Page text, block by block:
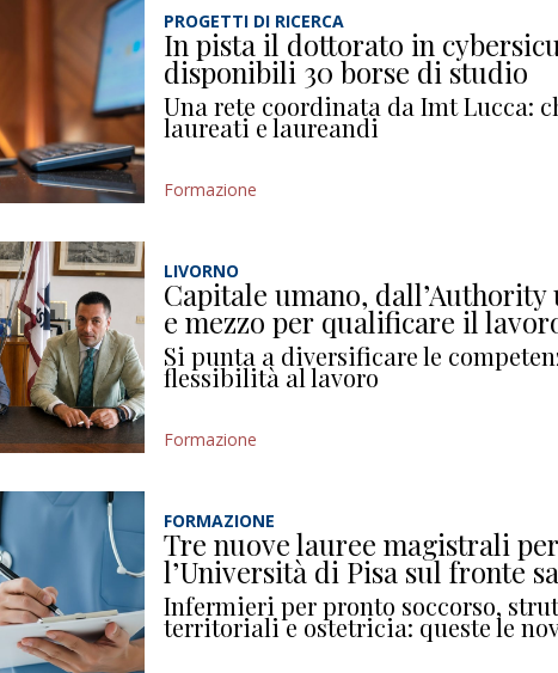
PROGETTI DI RICERCA
In pista il dottorato in
disponibili 30 borse di studio
Una rete coordinata da Imt Lucca:
laureati e laureandi
Formazione
LIVORNO
Capitale umano,
e mezzo per qualificare il
Si punta a diversificare le
flessibilità al lavoro
Formazione
FORMAZIONE
Tre nuove lauree magistrali per
l’Università di Pisa sul fronte
Infermieri per pronto soccorso,
territoriali e ostetricia: queste le